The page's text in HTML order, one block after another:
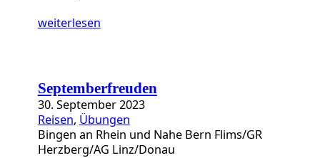
weiterlesen
Septemberfreuden
30. September 2023
Reisen, Übungen
Bingen an Rhein und Nahe Bern Flims/GR
Herzberg/AG Linz/Donau